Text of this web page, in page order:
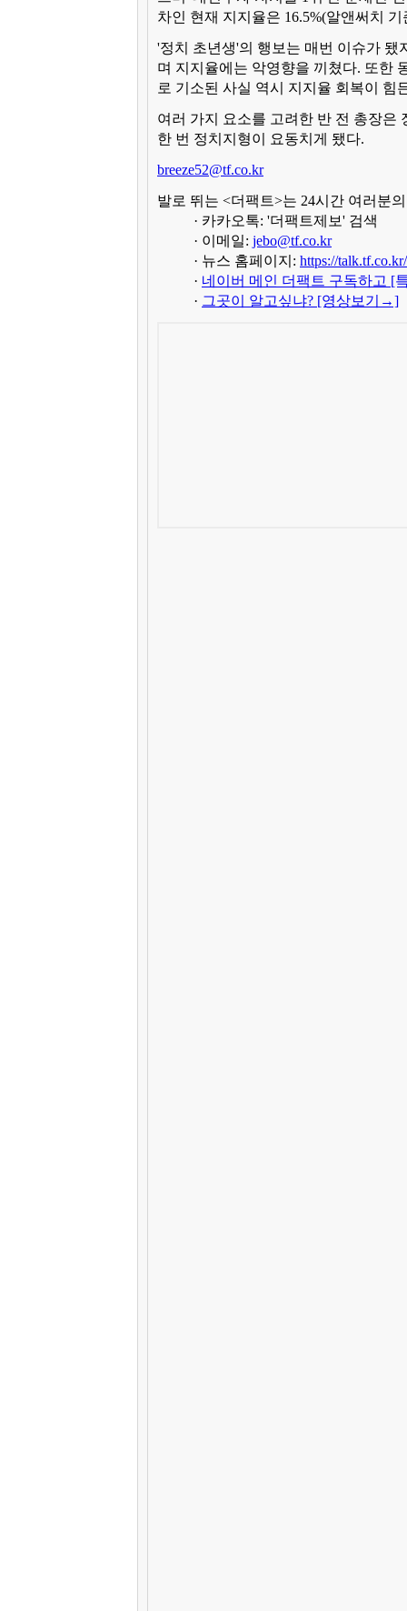
차인 현재 지지율은 16.5%(알앤써치
'정치 초년생'의 행보는 매번 이슈가
며 지지율에는 악영향을 끼쳤다. 또한
로 기소된 사실 역시 지지율 회복이 힘
여러 가지 요소를 고려한 반 전 총장은
한 번 정치지형이 요동치게 됐다.
breeze52@tf.co.kr
발로 뛰는 <더팩트>는 24시간 여러분
· 카카오톡: '더팩트제보' 검색
· 이메일: jebo@tf.co.kr
· 뉴스 홈페이지: https://
· 네이버 메인 더팩트 구독하고 [
· 그곳이 알고싶냐? [영상보기→]